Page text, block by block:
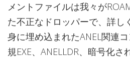
メントファイルは我々が
た不正なドロッパーで、詳し
身に埋め込まれたANEL関連
規EXE、ANELLDR、暗号化さ